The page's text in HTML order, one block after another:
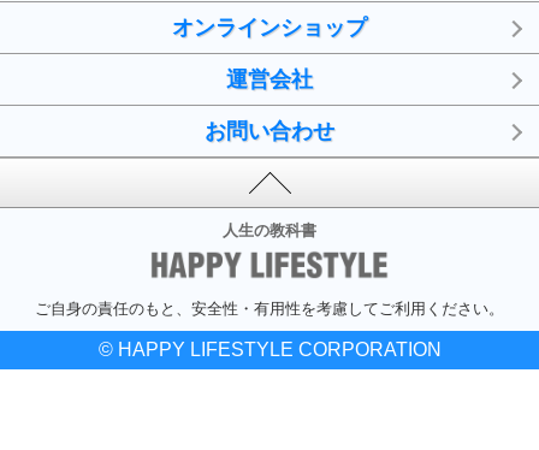
オンラインショップ
運営会社
お問い合わせ
人生の教科書
ご自身の責任のもと、安全性・有用性を考慮してご利用ください。
© HAPPY LIFESTYLE CORPORATION